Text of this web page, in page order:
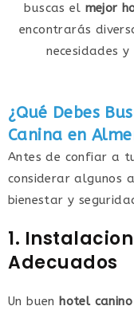
buscas el mejor
encontrarás
necesidades
¿Qué Debes
Canina en
Antes de confiar a
considerar algunos
bienestar y
1.
Adecuados
Un buen hotel